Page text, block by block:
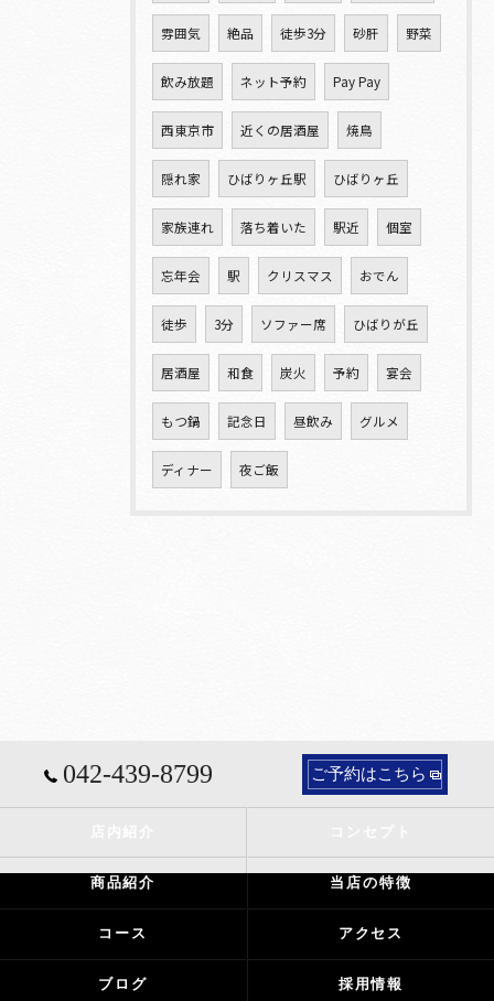
雰囲気 絶品 徒歩3分 砂肝 野菜
飲み放題 ネット予約 Pay Pay
西東京市 近くの居酒屋 焼鳥
隠れ家 ひばりヶ丘駅 ひばりヶ丘
家族連れ 落ち着いた 駅近 個室
忘年会 駅 クリスマス おでん
徒歩 3分 ソファー席 ひばりが丘
居酒屋 和食 炭火 予約 宴会
もつ鍋 記念日 昼飲み グルメ
ディナー 夜ご飯
042-439-8799 ご予約はこちら
商品紹介 当店の特徴
コース アクセス
ブログ 採用情報